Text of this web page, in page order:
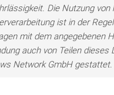
Die Nutzung von
ist in der
mit dem angegebenen
auch von Teilen dieses
Network GmbH gestattet.